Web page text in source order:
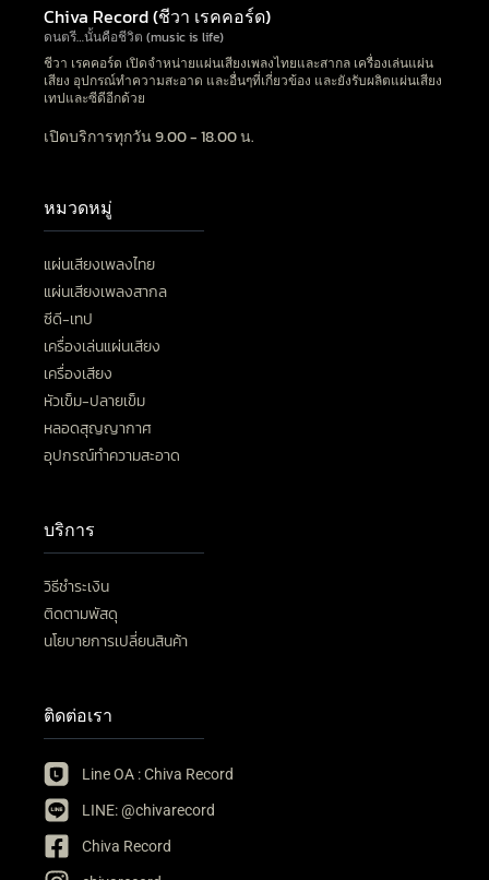
Chiva Record (ชีวา เรคคอร์ด)
ดนตรี…นั้นคือชีวิต (music is life)
ชีวา เรคคอร์ด เปิดจำหน่ายแผ่นเสียงเพลงไทยและสากล เครื่องเล่นแผ่น
เสียง อุปกรณ์ทำความสะอาด และอื่นๆที่เกี่ยวข้อง และยังรับผลิตแผ่นเสียง
เทปและซีดีอีกด้วย
เปิดบริการทุกวัน 9.00 - 18.00 น.
หมวดหมู่
แผ่นเสียงเพลงไทย
แผ่นเสียงเพลงสากล
ซีดี-เทป
เครื่องเล่นแผ่นเสียง
เครื่องเสียง
หัวเข็ม-ปลายเข็ม
หลอดสุญญากาศ
อุปกรณ์ทำความสะอาด
บริการ
วิธีชำระเงิน
ติดตามพัสดุ
นโยบายการเปลี่ยนสินค้า
ติดต่อเรา
Line OA : Chiva Record
LINE: @chivarecord
Chiva Record